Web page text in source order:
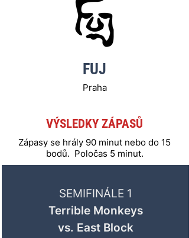
FUJ
Praha
VÝSLEDKY ZÁPASŮ
Zápasy se hrály 90 minut nebo do 15
bodů. Poločas 5 minut.
SEMIFINÁLE 1
Terrible Monkeys
vs. East Block